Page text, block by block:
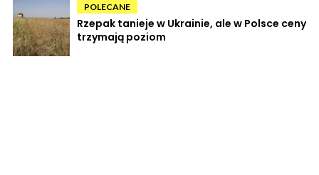
POLECANE
Rzepak tanieje w Ukrainie, ale w Polsce ceny
trzymają poziom